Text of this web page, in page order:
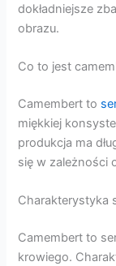
dokładniejsze
obrazu.
Co to jest
Camembert to
miękkiej
produkcja ma
się w zależności
Charakterystyka
Camembert to
krowiego.